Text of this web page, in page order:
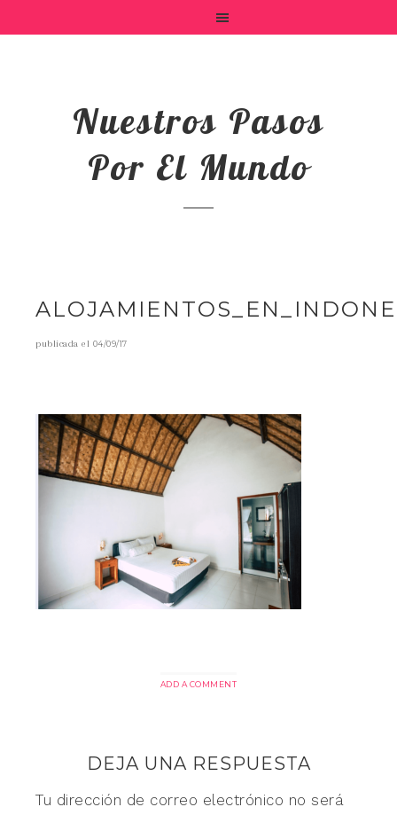
Nuestros Pasos
Por El Mundo
publicada el 04/09/17
ADD A COMMENT
DEJA UNA RESPUESTA
Tu dirección de correo electrónico no será